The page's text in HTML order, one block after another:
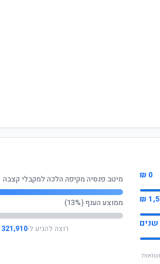
0 ₪
תשואות
מיטב פנסיה מקיפה הלכה למקבלי קצבה
ממוצע הענף (13%)
רוצה להגיע ל-321,910 ₪